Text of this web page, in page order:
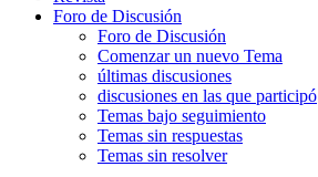
Foro de Discusión
Foro de Discusión
Comenzar un nuevo Tema
últimas discusiones
discusiones en las que participó
Temas bajo seguimiento
Temas sin respuestas
Temas sin resolver